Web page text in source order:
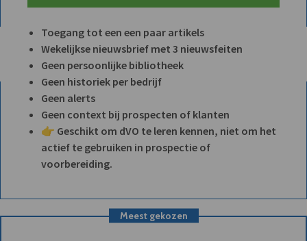
Toegang tot een een paar artikels
Wekelijkse nieuwsbrief met 3 nieuwsfeiten
Geen persoonlijke bibliotheek
Geen historiek per bedrijf
Geen alerts
Geen context bij prospecten of klanten
👉 Geschikt om dVO te leren kennen, niet om het
actief te gebruiken in prospectie of
voorbereiding.
Meest gekozen